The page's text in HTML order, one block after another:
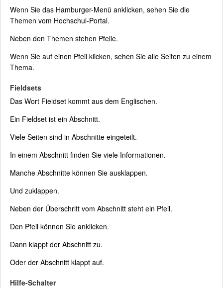
Wenn Sie das Hamburger-Menü anklicken, sehen Sie die
Themen vom Hochschul-Portal.
Neben den Themen stehen Pfeile.
Wenn Sie auf einen Pfeil klicken, sehen Sie alle Seiten zu einem
Thema.
Fieldsets
Das Wort Fieldset kommt aus dem Englischen.
Ein Fieldset ist ein Abschnitt.
Viele Seiten sind in Abschnitte eingeteilt.
In einem Abschnitt finden Sie viele Informationen.
Manche Abschnitte können Sie ausklappen.
Und zuklappen.
Neben der Überschritt vom Abschnitt steht ein Pfeil.
Den Pfeil können Sie anklicken.
Dann klappt der Abschnitt zu.
Oder der Abschnitt klappt auf.
Hilfe-Schalter